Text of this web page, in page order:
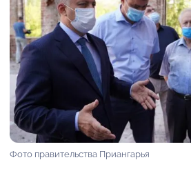
Фото правительства Приангарья